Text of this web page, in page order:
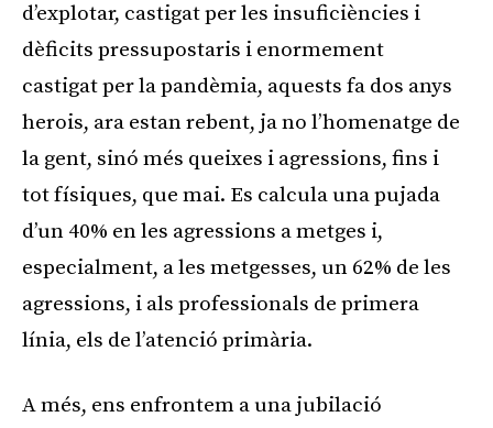
d’explotar, castigat per les insuficiències i
dèficits pressupostaris i enormement
castigat per la pandèmia, aquests fa dos anys
herois, ara estan rebent, ja no l’homenatge de
la gent, sinó més queixes i agressions, fins i
tot físiques, que mai. Es calcula una pujada
d’un 40% en les agressions a metges i,
especialment, a les metgesses, un 62% de les
agressions, i als professionals de primera
línia, els de l’atenció primària.
A més, ens enfrontem a una jubilació